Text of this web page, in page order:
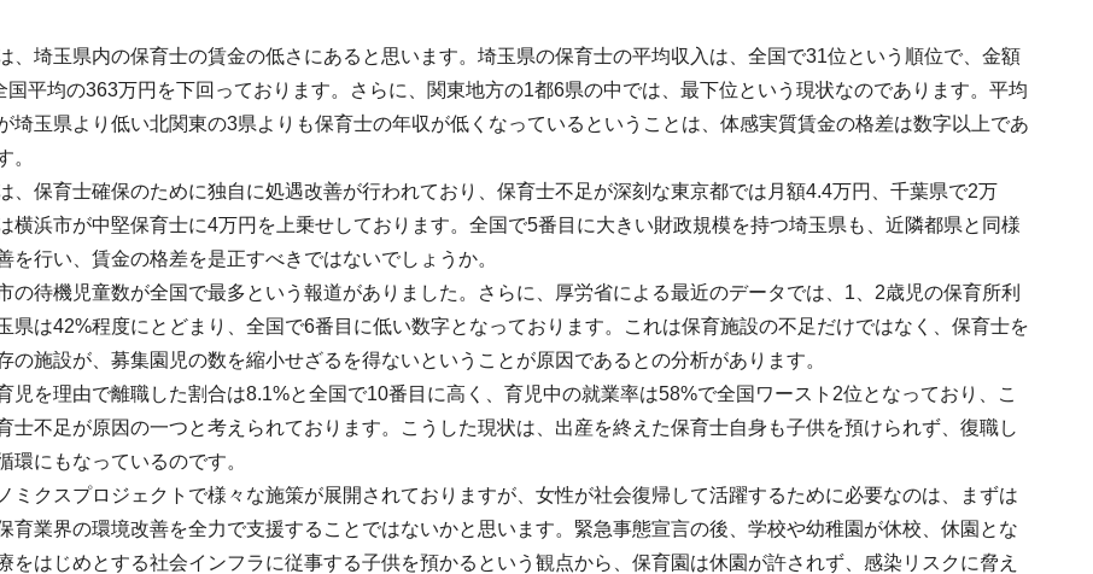
、埼玉県内の保育士の賃金の低さにあると思います。埼玉県の保育士の平均収入は、全国で31位という順位で、金額
国平均の363万円を下回っております。さらに、関東地方の1都6県の中では、最下位という現状なのであります。平均
埼玉県より低い北関東の3県よりも保育士の年収が低くなっているということは、体感実質賃金の格差は数字以上であ
。
、保育士確保のために独自に処遇改善が行われており、保育士不足が深刻な東京都では月額4.4万円、千葉県で2万
横浜市が中堅保育士に4万円を上乗せしております。全国で5番目に大きい財政規模を持つ埼玉県も、近隣都県と同様
を行い、賃金の格差を是正すべきではないでしょうか。
の待機児童数が全国で最多という報道がありました。さらに、厚労省による最近のデータでは、1、2歳児の保育所利
県は42%程度にとどまり、全国で6番目に低い数字となっております。これは保育施設の不足だけではなく、保育士を
の施設が、募集園児の数を縮小せざるを得ないということが原因であるとの分析があります。
児を理由で離職した割合は8.1%と全国で10番目に高く、育児中の就業率は58%で全国ワースト2位となっており、こ
士不足が原因の一つと考えられております。こうした現状は、出産を終えた保育士自身も子供を預けられず、復職し
環にもなっているのです。
ミクスプロジェクトで様々な施策が展開されておりますが、女性が社会復帰して活躍するために必要なのは、まずは
育業界の環境改善を全力で支援することではないかと思います。緊急事態宣言の後、学校や幼稚園が休校、休園とな
をはじめとする社会インフラに従事する子供を預かるという観点から、保育園は休園が許されず、感染リスクに脅え